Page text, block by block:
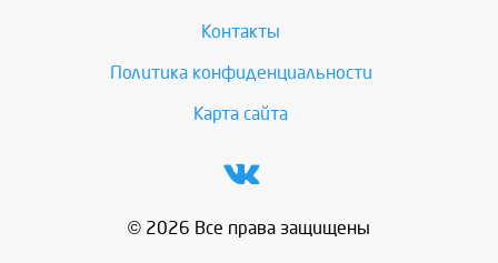
Контакты
Политика конфиденциальности
Карта сайта
© 2026 Все права защищены